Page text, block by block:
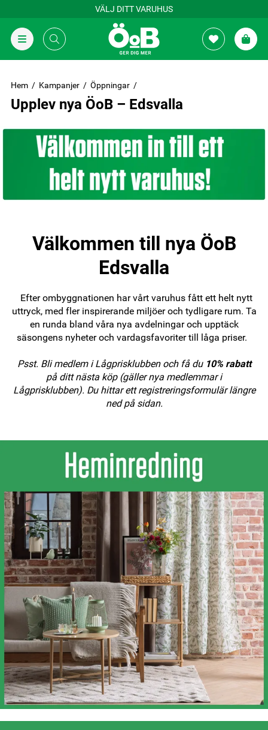
VÄLJ DITT VARUHUS
Hem Kampanjer Öppningar
Upplev nya ÖoB – Edsvalla
Välkommen till nya ÖoB
Edsvalla
Efter ombyggnationen har vårt varuhus fått ett helt nytt
uttryck, med fler inspirerande miljöer och tydligare rum. Ta
en runda bland våra nya avdelningar och upptäck
säsongens nyheter och vardagsfavoriter till låga priser.
Psst. Bli medlem i Lågprisklubben och få du 10% rabatt
på ditt nästa köp (gäller nya medlemmar i
Lågprisklubben). Du hittar ett registreringsformulär längre
ned på sidan.